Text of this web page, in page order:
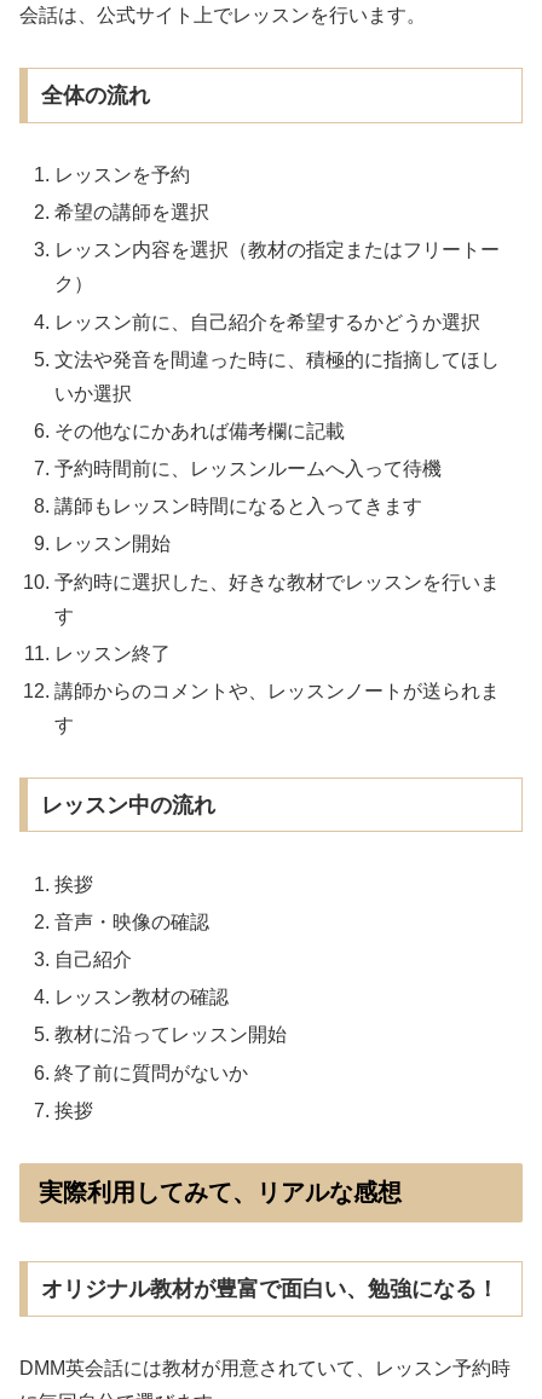
会話は、公式サイト上でレッスンを行います。
全体の流れ
レッスンを予約
希望の講師を選択
レッスン内容を選択（教材の指定またはフリートー
ク）
レッスン前に、自己紹介を希望するかどうか選択
文法や発音を間違った時に、積極的に指摘してほし
いか選択
その他なにかあれば備考欄に記載
予約時間前に、レッスンルームへ入って待機
講師もレッスン時間になると入ってきます
レッスン開始
予約時に選択した、好きな教材でレッスンを行いま
す
レッスン終了
講師からのコメントや、レッスンノートが送られま
す
レッスン中の流れ
挨拶
音声・映像の確認
自己紹介
レッスン教材の確認
教材に沿ってレッスン開始
終了前に質問がないか
挨拶
実際利用してみて、リアルな感想
オリジナル教材が豊富で面白い、勉強になる！
DMM英会話には教材が用意されていて、レッスン予約時